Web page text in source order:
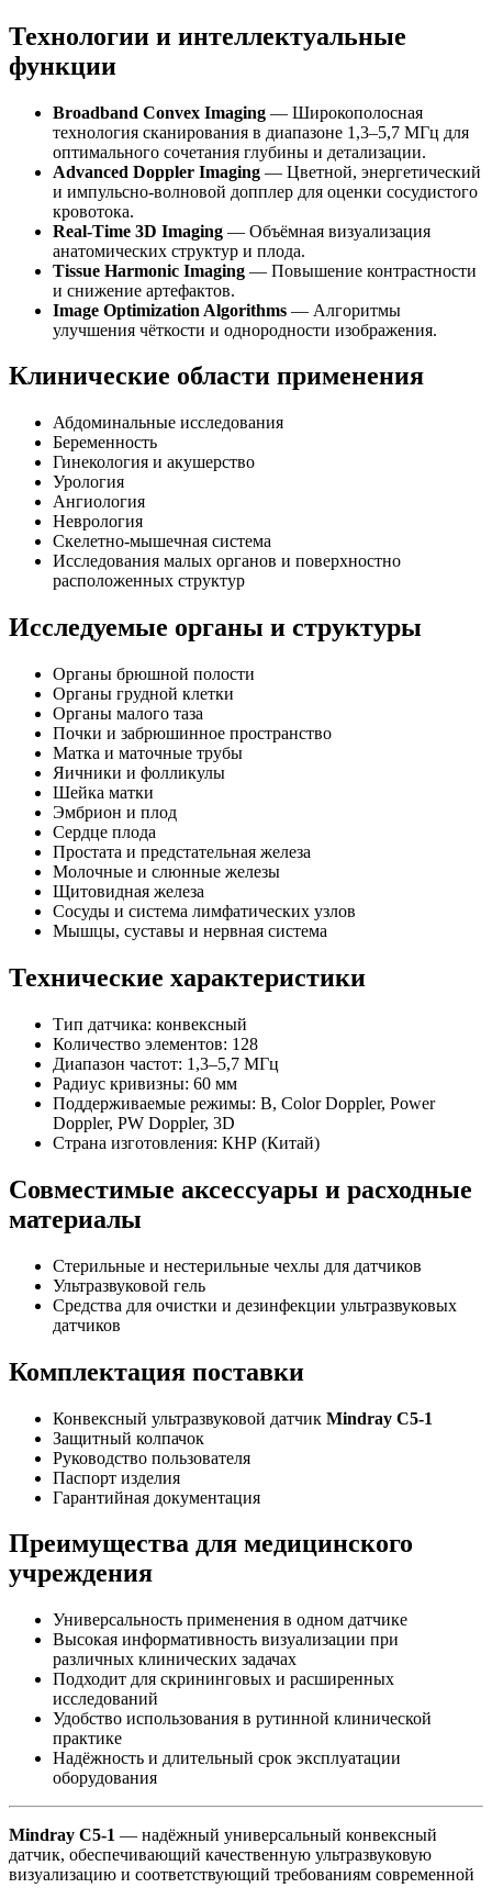
Технологии и интеллектуальные
функции
Broadband Convex Imaging — Широкополосная
технология сканирования в диапазоне 1,3–5,7 МГц для
оптимального сочетания глубины и детализации.
Advanced Doppler Imaging — Цветной, энергетический
и импульсно-волновой допплер для оценки сосудистого
кровотока.
Real-Time 3D Imaging — Объёмная визуализация
анатомических структур и плода.
Tissue Harmonic Imaging — Повышение контрастности
и снижение артефактов.
Image Optimization Algorithms — Алгоритмы
улучшения чёткости и однородности изображения.
Клинические области применения
Абдоминальные исследования
Беременность
Гинекология и акушерство
Урология
Ангиология
Неврология
Скелетно-мышечная система
Исследования малых органов и поверхностно
расположенных структур
Исследуемые органы и структуры
Органы брюшной полости
Органы грудной клетки
Органы малого таза
Почки и забрюшинное пространство
Матка и маточные трубы
Яичники и фолликулы
Шейка матки
Эмбрион и плод
Сердце плода
Простата и предстательная железа
Молочные и слюнные железы
Щитовидная железа
Сосуды и система лимфатических узлов
Мышцы, суставы и нервная система
Технические характеристики
Тип датчика: конвексный
Количество элементов: 128
Диапазон частот: 1,3–5,7 МГц
Радиус кривизны: 60 мм
Поддерживаемые режимы: B, Color Doppler, Power
Doppler, PW Doppler, 3D
Страна изготовления: КНР (Китай)
Совместимые аксессуары и расходные
материалы
Стерильные и нестерильные чехлы для датчиков
Ультразвуковой гель
Средства для очистки и дезинфекции ультразвуковых
датчиков
Комплектация поставки
Конвексный ультразвуковой датчик Mindray C5-1
Защитный колпачок
Руководство пользователя
Паспорт изделия
Гарантийная документация
Преимущества для медицинского
учреждения
Универсальность применения в одном датчике
Высокая информативность визуализации при
различных клинических задачах
Подходит для скрининговых и расширенных
исследований
Удобство использования в рутинной клинической
практике
Надёжность и длительный срок эксплуатации
оборудования
Mindray C5-1 — надёжный универсальный конвексный
датчик, обеспечивающий качественную ультразвуковую
визуализацию и соответствующий требованиям современной